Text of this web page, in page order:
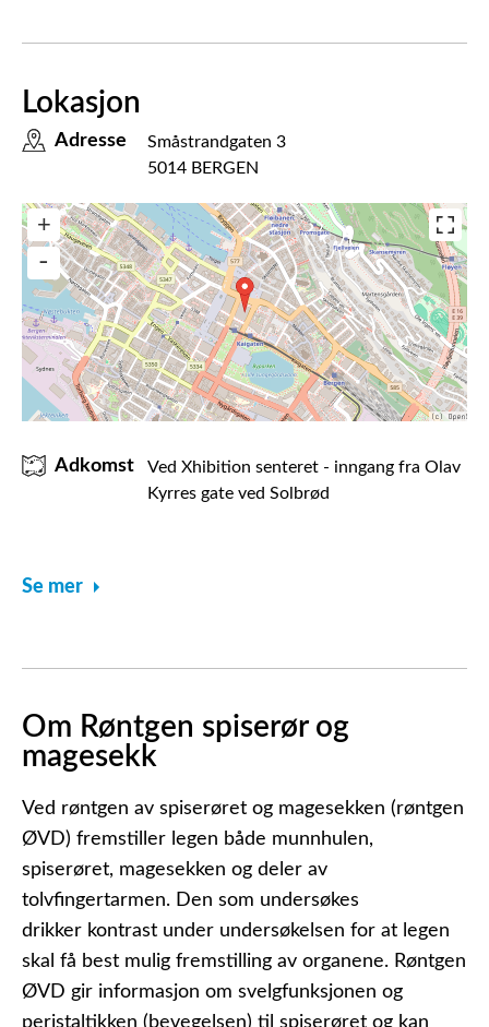
Lokasjon
Adresse
Småstrandgaten 3
5014 BERGEN
Adkomst
Ved Xhibition senteret - inngang fra Olav
Kyrres gate ved Solbrød
Se mer
Om Røntgen spiserør og
magesekk
Ved røntgen av spiserøret og magesekken (røntgen
ØVD) fremstiller legen både munnhulen,
spiserøret, magesekken og deler av
tolvfingertarmen. Den som undersøkes
drikker kontrast under undersøkelsen for at legen
skal få best mulig fremstilling av organene. Røntgen
ØVD gir informasjon om svelgfunksjonen og
peristaltikken (bevegelsen) til spiserøret og kan